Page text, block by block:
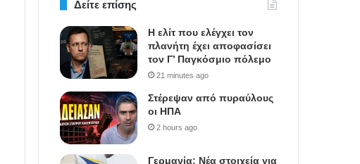
Δείτε επίσης
Η ελίτ που ελέγχει τον
πλανήτη έχει αποφασίσει
τον Γ’ Παγκόσμιο πόλεμο
21 minutes ago
Στέρεψαν από πυραύλους
οι ΗΠΑ
2 hours ago
Γερμανία: Νέα στοιχεία για